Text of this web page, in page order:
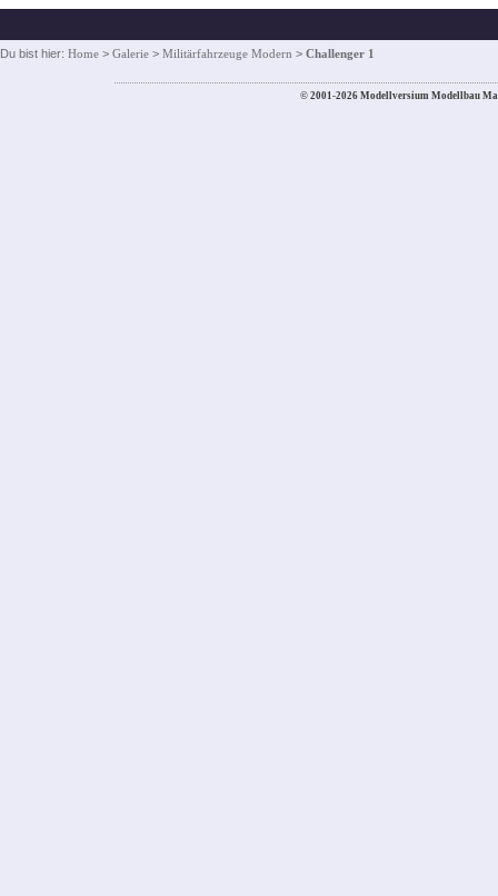
Du bist hier: Home > Galerie > Militärfahrzeuge Modern > Challenger 1
© 2001-2026 Modellversium Modellbau